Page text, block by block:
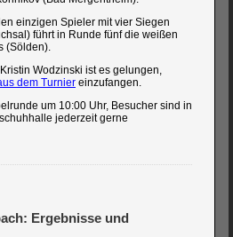
einzigen Spieler mit vier Siegen
führt in Runde fünf die weißen
(Sölden).
Wodzinski ist es gelungen,
dem Turnier einzufangen.
um 10:00 Uhr, Besucher sind in
jederzeit gerne
Ergebnisse und